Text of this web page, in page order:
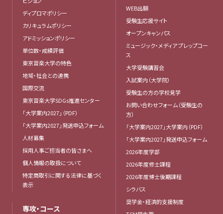
ディプロマポリシー
カリキュラムポリシー
アドミッションポリシー
単位数・成績評価
東京音楽大学の特色
地域・社会との連携
国際交流
東京音楽大学SDGs推進センター
「大学案内2027」（PDF）
「大学案内2027」発送申込フォーム
人材募集
採用人事ご担当者の皆さまへ
個人情報の取扱について
特定商取引に関する法律に基づく
表示
専攻・コース
WEB出願
受験生応援サイト
オープンキャンパス
ミュージック・メディア プレップコー
ス
大学受験講習会
入試案内（大学院）
受験生の方の学校見学
お問い合わせフォーム（受験生の
方）
「大学案内2027」大学案内（PDF）
「大学案内2027」発送申込フォーム
2026年度学部
2026年度修士課程
2026年度博士後期課程
シラバス
奨学金・経済的支援制度